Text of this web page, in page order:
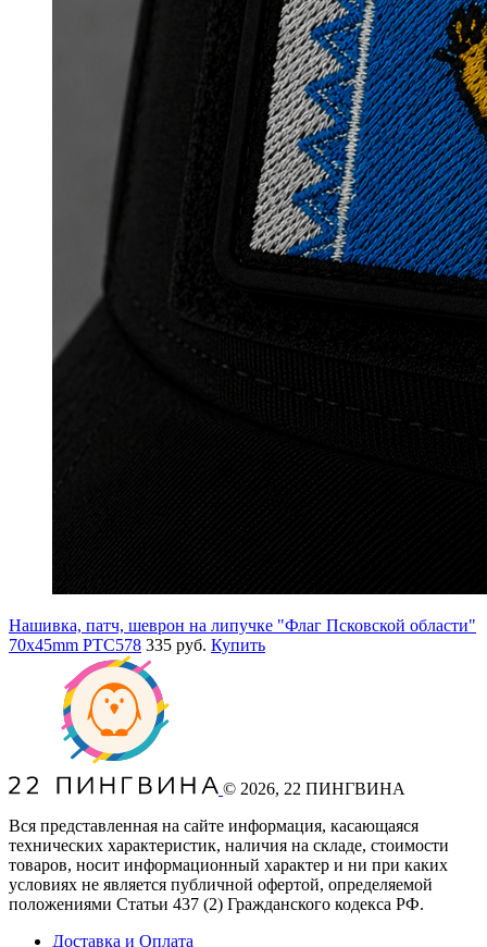
Нашивка, патч, шеврон на липучке "Флаг Псковской области"
70x45mm PTC578 335 руб. Купить
© 2026, 22 ПИНГВИНА
Вся представленная на сайте информация, касающаяся
технических характеристик, наличия на складе, стоимости
товаров, носит информационный характер и ни при каких
условиях не является публичной офертой, определяемой
положениями Статьи 437 (2) Гражданского кодекса РФ.
Доставка и Оплата